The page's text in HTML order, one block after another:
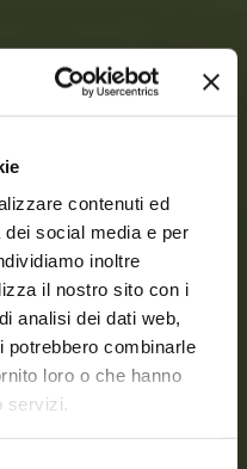
contenuti ed
social media e per
inoltre
il nostro sito con i
analisi dei dati web,
potrebbero combinarle
loro o che hanno
servizi.